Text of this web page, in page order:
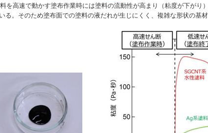
を高速で動かす塗布作業時には塗料の流動性が高まり（粘度が下がり
。そのため塗布面での塗料の液だれが生じにくく、複雑な形状の基